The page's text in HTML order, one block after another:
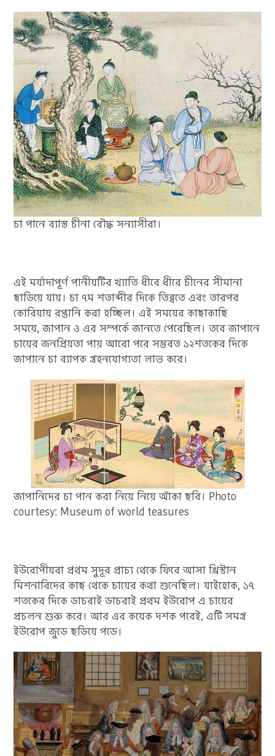
চা পানে ব্যাস্ত চীনা বৌদ্ধ সন্যাসীরা।
এই মর্যাদাপূর্ণ পানীয়টির খ্যাতি ধীরে ধীরে চীনের সীমানা
ছাড়িয়ে যায়। চা ৭ম শতাব্দীর দিকে তিব্বতে এবং তারপর
কোরিয়ায় রপ্তানি করা হচ্ছিল। এই সময়ের কাছাকাছি
সময়ে, জাপান ও এর সম্পর্কে জানতে পেরেছিল। তবে জাপানে
চায়ের জনপ্রিয়তা পায় আরো পরে সম্ভবত ১২শতকের দিকে
জাপানে চা ব্যাপক গ্রহনযোগ্যতা লাভ করে।
জাপানিদের চা পান করা নিয়ে নিয়ে আঁকা ছবি। Photo
courtesy: Museum of world teasures
ইউরোপীয়রা প্রথম সুদূর প্রাচ্য থেকে ফিরে আসা খ্রিস্টান
মিশনারিদের কাছ থেকে চায়ের কথা শুনেছিল। যাইহোক, ১৭
শতকের দিকে ডাচরাই ডাচরাই প্রথম ইউরোপ এ চায়ের
প্রচলন শুরু করে। আর এর কয়েক দশক পরেই, এটি সমগ্র
ইউরোপ জুড়ে ছড়িয়ে পড়ে।